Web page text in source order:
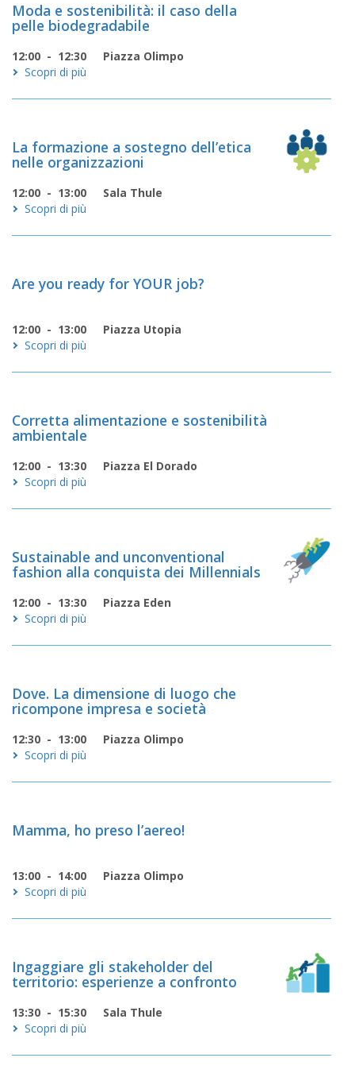
Moda e sostenibilità: il caso della
pelle biodegradabile
12:00 - 12:30
Piazza Olimpo
Scopri di più
La formazione a sostegno dell’etica
nelle organizzazioni
12:00 - 13:00
Sala Thule
Scopri di più
Are you ready for YOUR job?
12:00 - 13:00
Piazza Utopia
Scopri di più
Corretta alimentazione e sostenibilità
ambientale
12:00 - 13:30
Piazza El Dorado
Scopri di più
Sustainable and unconventional
fashion alla conquista dei Millennials
12:00 - 13:30
Piazza Eden
Scopri di più
Dove. La dimensione di luogo che
ricompone impresa e società
12:30 - 13:00
Piazza Olimpo
Scopri di più
Mamma, ho preso l’aereo!
13:00 - 14:00
Piazza Olimpo
Scopri di più
Ingaggiare gli stakeholder del
territorio: esperienze a confronto
13:30 - 15:30
Sala Thule
Scopri di più